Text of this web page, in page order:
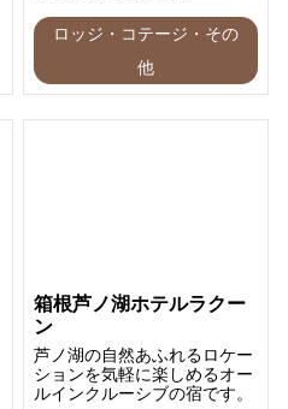
ロッジ・コテージ・その
他
箱根芦ノ湖ホテルラクー
ン
芦ノ湖の自然あふれるロケー
ションを気軽に楽しめるオー
ルインクルーシブの宿です。